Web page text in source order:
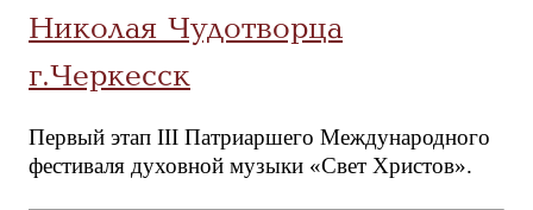
Николая Чудотворца
г.Черкесск
Первый этап III Патриаршего Международного
фестиваля духовной музыки «Свет Христов».